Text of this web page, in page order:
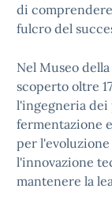
di
fulcro del
Nel Museo
scoperto oltre
l'ingegneria dei
fermentazione
per
l'innovazione
mantenere la